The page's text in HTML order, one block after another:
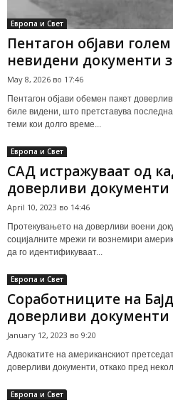
Европа и Свет
Пентагон објави
невидени документи
May 8, 2026 во 17:46
Пентагон објави обемен пакет
биле видени, што претставува
теми кои долго време...
Европа и Свет
САД истражуваат од
доверливи документи
April 10, 2023 во 14:46
Протекувањето на доверливи воени
социјалните мрежи ги вознемири
да го идентификуваат...
Европа и Свет
Соработниците на
доверливи документи
January 12, 2023 во 9:20
Адвокатите на американскиот
доверливи документи, откако пред
Европа и Свет